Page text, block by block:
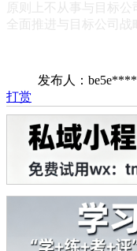
原则上不从事与目标
全面推进与目标公司战
发布人：
打赏